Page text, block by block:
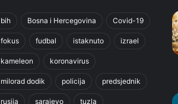
bih Bosna i Hercegovina Covid-19
fokus fudbal istaknuto izrael
kameleon koronavirus
milorad dodik policija predsjednik
rusija sarajevo tuzla